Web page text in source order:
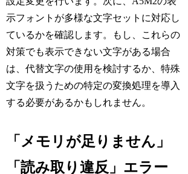
示フォントが多様な文字セットに対応し
ているかを確認します。もし、これらの
対策でも表示できない文字がある場合
は、代替文字の使用を検討するか、特殊
文字を扱うための特定の変換処理を導入
する必要があるかもしれません。
「メモリが足りません」
「読み取り違反」エラー